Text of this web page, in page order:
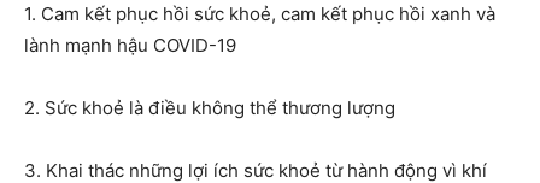
1. Cam kết phục hồi sức khoẻ, cam kết phục hồi xanh và
lành mạnh hậu COVID-19
2. Sức khoẻ là điều không thể thương lượng
3. Khai thác những lợi ích sức khoẻ từ hành động vì khí